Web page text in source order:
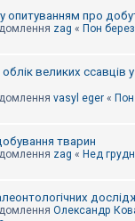
опитуванням про
zag « Пон
великих ссавців
vasyl eger «
тварин
zag « Нед
Олександр